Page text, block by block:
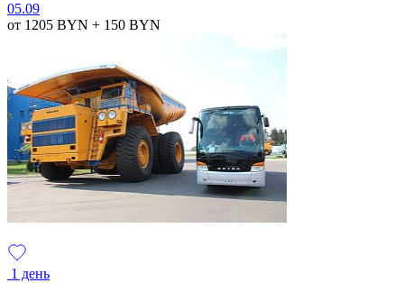
05.09
от 1205 BYN + 150 BYN
1 день